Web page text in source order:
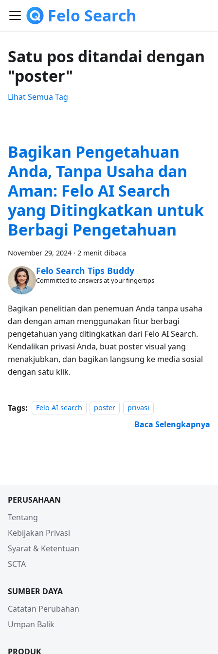
Felo Search
Satu pos ditandai dengan
"poster"
Lihat Semua Tag
Bagikan Pengetahuan
Anda, Tanpa Usaha dan
Aman: Felo AI Search
yang Ditingkatkan untuk
Berbagi Pengetahuan
November 29, 2024 · 2 menit dibaca
Felo Search Tips Buddy
Committed to answers at your fingertips
Bagikan penelitian dan penemuan Anda tanpa usaha
dan dengan aman menggunakan fitur berbagi
pengetahuan yang ditingkatkan dari Felo AI Search.
Kendalikan privasi Anda, buat poster visual yang
menakjubkan, dan bagikan langsung ke media sosial
dengan satu klik.
Tags: Felo AI search poster privasi
Baca Selengkapnya
PERUSAHAAN
Tentang
Kebijakan Privasi
Syarat & Ketentuan
SCTA
SUMBER DAYA
Catatan Perubahan
Umpan Balik
PRODUK